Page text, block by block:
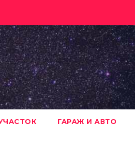
ГАРАЖ И АВТО